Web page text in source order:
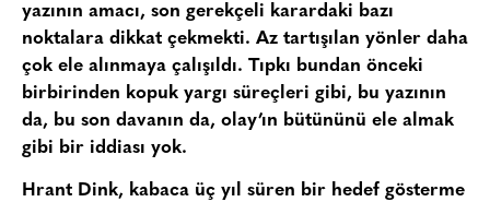
yazının amacı, son gerekçeli karardaki bazı
noktalara dikkat çekmekti. Az tartışılan yönler daha
çok ele alınmaya çalışıldı. Tıpkı bundan önceki
birbirinden kopuk yargı süreçleri gibi, bu yazının
da, bu son davanın da, olay’ın bütününü ele almak
gibi bir iddiası yok.
Hrant Dink, kabaca üç yıl süren bir hedef gösterme